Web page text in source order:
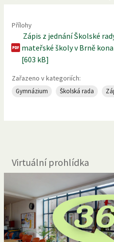
Přílohy
Zápis z jednání Školské
mateřské školy v Brně
[603 kB]
Zařazeno v kategoriích:
Gymnázium Školská rada
Virtuální prohlídka